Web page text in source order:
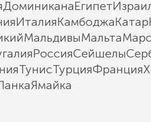
ДоминиканаЕгипет
ИталияКамбоджаКатар
МальдивыМальта
РоссияСейшелы
ТунисТурцияФранция
Ямайка